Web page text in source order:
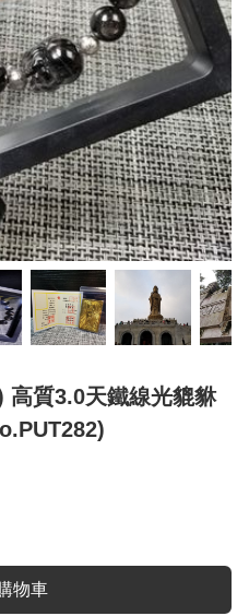
高質3.0天鐵線光貔貅
物車